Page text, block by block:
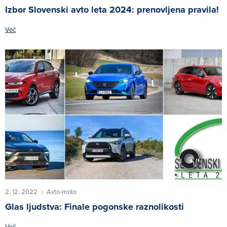
Izbor Slovenski avto leta 2024: prenovljena pravila!
Več
2. 12. 2022 | Avto-moto
Glas ljudstva: Finale pogonske raznolikosti